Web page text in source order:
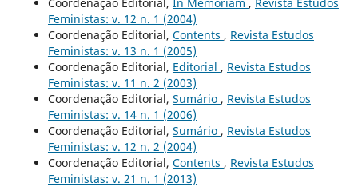
Feministas: v. 12 n. 1 (2004)
Coordenação Editorial, Contents , Revista Estudos
Feministas: v. 13 n. 1 (2005)
Coordenação Editorial, Editorial , Revista Estudos
Feministas: v. 11 n. 2 (2003)
Coordenação Editorial, Sumário , Revista Estudos
Feministas: v. 14 n. 1 (2006)
Coordenação Editorial, Sumário , Revista Estudos
Feministas: v. 12 n. 2 (2004)
Coordenação Editorial, Contents , Revista Estudos
Feministas: v. 21 n. 1 (2013)